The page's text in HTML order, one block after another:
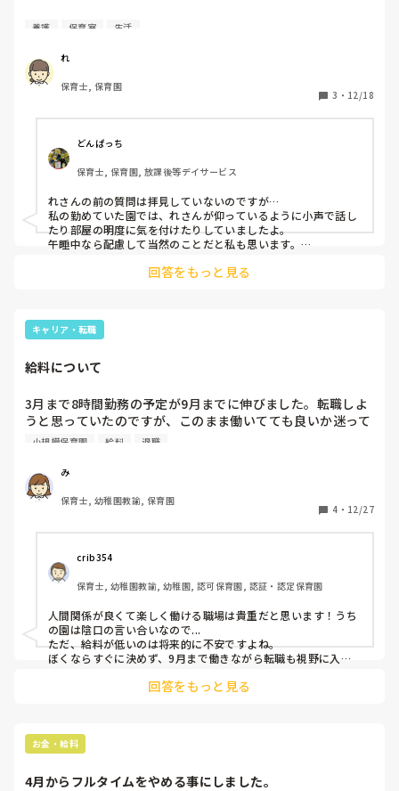
以前も別の質問をした方についてなのですが
大きな音をださないようにする、小さな声で話す、隣接する
部屋の電気をつけるときはドアを閉めるなどはしています
か？
また午睡中でなくとも
午前睡が必要な子が近くにいるときに同じようなことに気を
つけていますか？
わたしは常識だとおもっていたのですが
何度注意してもなおらないかたがいます。
寝かしつけの途中で大きな声（通常時から声が大きいです）
所作もいちいち大きいため彼女が休憩回しのためにはいる
これはそういう特性を持つ方なのか（声のボリューム調整が
むずかしい）それとも気にしなくていいと思っているのか
もし他の園では午睡中も普通に行動するよ～ということがあ
れば私の気にしすぎだとおもうので
おしえてください
養護 保育室 生活
れ
保育士, 保育園
3 ・ 12/18
どんぱっち
保育士, 保育園, 放課後等デイサービス
れさんの前の質問は拝見していないのですが…
私の勤めていた園では、れさんが仰っているように小声で話し
たり部屋の明度に気を付けたりしていましたよ。
午睡中なら配慮して当然のことだと私も思います。
どれだけ注意しても変わらないのならそういう特性のある子と
せんね。
普通に仕事に支障が出る話ですし、子どもさん達も睡眠のリズ
回答をもっと見る
キャリア・転職
給料について
3月まで8時間勤務の予定が9月までに伸びました。転職しよ
うと思っていたのですが、このまま働いてても良いか迷って
います。人間関係はとても良く楽しく仕事はしています。た
た。どうしたらいいか皆さんの考え教えてください。
小規模保育園 給料 退職
み
保育士, 幼稚園教諭, 保育園
4 ・ 12/27
crib354
保育士, 幼稚園教諭, 幼稚園, 認可保育園, 認証・認定保育園
人間関係が良くて楽しく働ける職場は貴重だと思います！うち
の園は陰口の言い合いなので...
ただ、給料が低いのは将来的に不安ですよね。
ぼくならすぐに決めず、9月まで働きながら転職も視野に入れ
「給料さえ上がれば続けたいのか」「別の環境に行きたいの
回答をもっと見る
お金・給料
4月からフルタイムをやめる事にしました。